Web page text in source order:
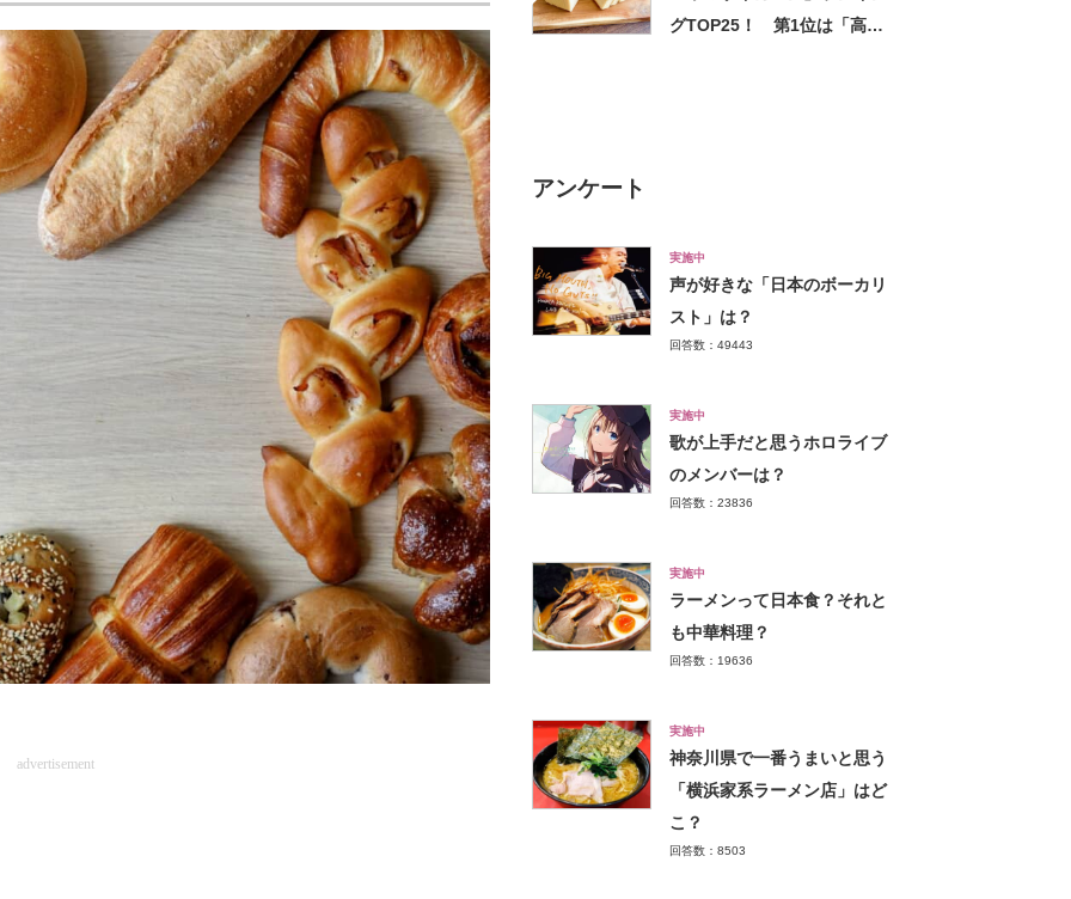
advertisement
グTOP25！ 第1位は「高級
アンケート
実施中
声が好きな「日本のボーカリ
スト」は？
回答数：49443
実施中
歌が上手だと思うホロライブ
のメンバーは？
回答数：23836
実施中
ラーメンって日本食？それと
も中華料理？
回答数：19636
実施中
神奈川県で一番うまいと思う
「横浜家系ラーメン店」はど
こ？
回答数：8503